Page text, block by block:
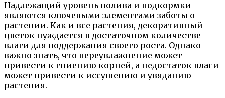
Надлежащий уровень полива и подкормки
являются ключевыми элементами заботы о
растении. Как и все растения, декоративный
цветок нуждается в достаточном количестве
влаги для поддержания своего роста. Однако
важно знать, что переувлажнение может
привести к гниению корней, а недостаток влаги
может привести к иссушению и увяданию
растения.